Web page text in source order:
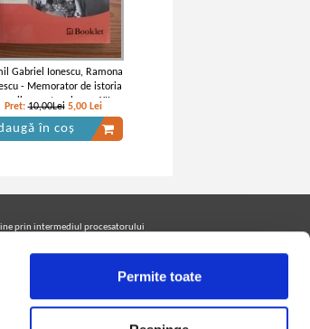
Permite toate
Gabriel Ionescu, Ramona
- Memorator de istoria
pentru clasa a XII a
Pret:10,00Lei 5,00 Lei
în coș
prin intermediul procesatorului
pe facebook pentru a fi la curent cu